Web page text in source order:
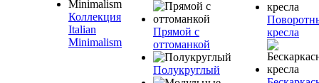
Коллекция
Italian
Minimalism
Прямой с
оттоманкой
Полукруглый
кресла